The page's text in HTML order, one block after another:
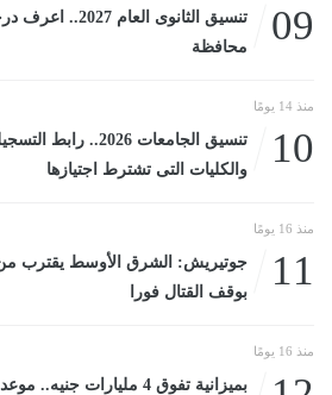
09
محافظة
منذ 14 يومًا
10
تنسيق الجامعات 2026..
والكليات التى تشترط اجتيازها
منذ 16 يومًا
11
جوتيريش: الشرق الأوسط يقترب
بوقف القتال فورا
منذ 16 يومًا
بميزانية تفوق 4 مليارات